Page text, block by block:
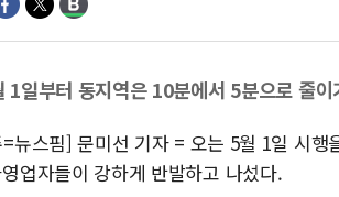
1일부터 동지역은 10분에서 5분으로 줄이
뉴스핌] 문미선 기자 = 오는 5월 1일 시행
영업자들이 강하게 반발하고 나섰다.